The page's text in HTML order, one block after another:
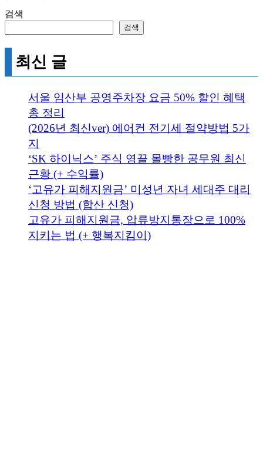
검색
검색
최신 글
서울 임산부 공영주차장 요금 50% 할인 혜택
총 정리
(2026년 최신ver) 에어컨 전기세 절약방법 5가
지
‘SK 하이닉스’ 주식 영끌 몰빵한 공무원 최신
근황 (+ 수익률)
‘고유가 피해지원금’ 미성년 자녀 세대주 대리
신청 방법 (합산 신청)
고유가 피해지원금, 압류방지통장으로 100%
지키는 법 (+ 행복지킴이)